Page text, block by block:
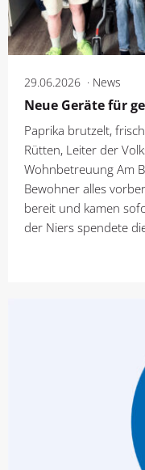
29.06.2026 News
Neue Geräte für
Paprika brutzelt,
Rütten, Leiter der
Wohnbetreuung Am
Bewohner alles
bereit und kamen
der Niers spendete